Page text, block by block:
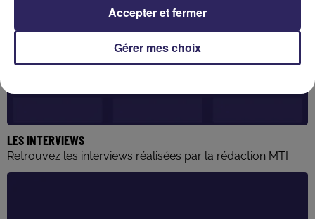
LES INTERVIEWS
Retrouvez les interviews réalisées par la rédaction MTI
Gérer mes choix
Accepter et fermer